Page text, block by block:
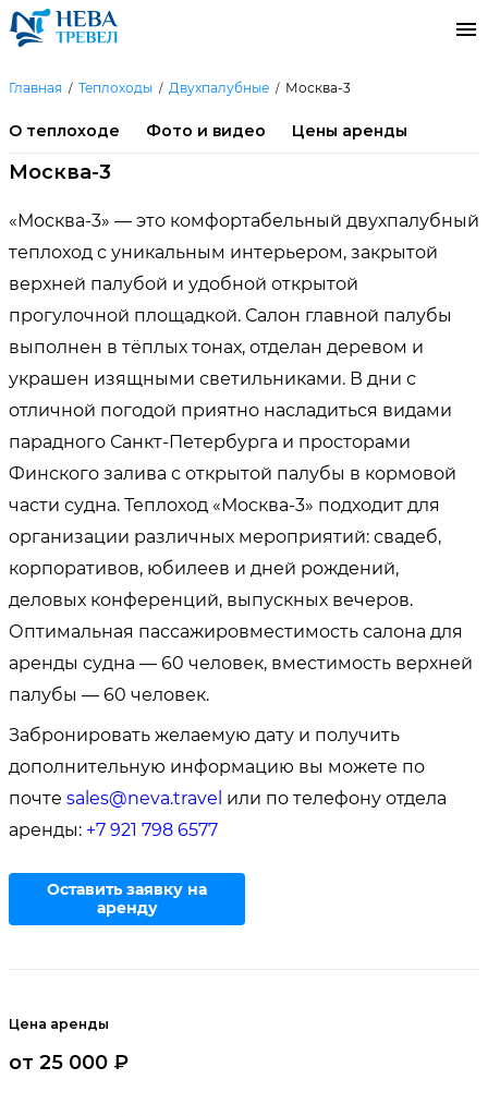
Главная Теплоходы Двухпалубные Москва-3
О теплоходе Фото и видео Цены аренды
Москва-3
«Москва-3» — это комфортабельный двухпалубный
теплоход с уникальным интерьером, закрытой
верхней палубой и удобной открытой
прогулочной площадкой. Салон главной палубы
выполнен в тёплых тонах, отделан деревом и
украшен изящными светильниками. В дни с
отличной погодой приятно насладиться видами
парадного Санкт-Петербурга и просторами
Финского залива с открытой палубы в кормовой
части судна. Теплоход «Москва-3» подходит для
организации различных мероприятий: свадеб,
корпоративов, юбилеев и дней рождений,
деловых конференций, выпускных вечеров.
Оптимальная пассажировместимость салона для
аренды судна — 60 человек, вместимость верхней
палубы — 60 человек.
Забронировать желаемую дату и получить
дополнительную информацию вы можете по
почте sales@neva.travel или по телефону отдела
аренды: +7 921 798 6577
Оставить заявку на
аренду
Цена аренды
от 25 000 ₽